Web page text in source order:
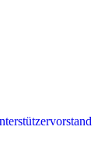
vorstand